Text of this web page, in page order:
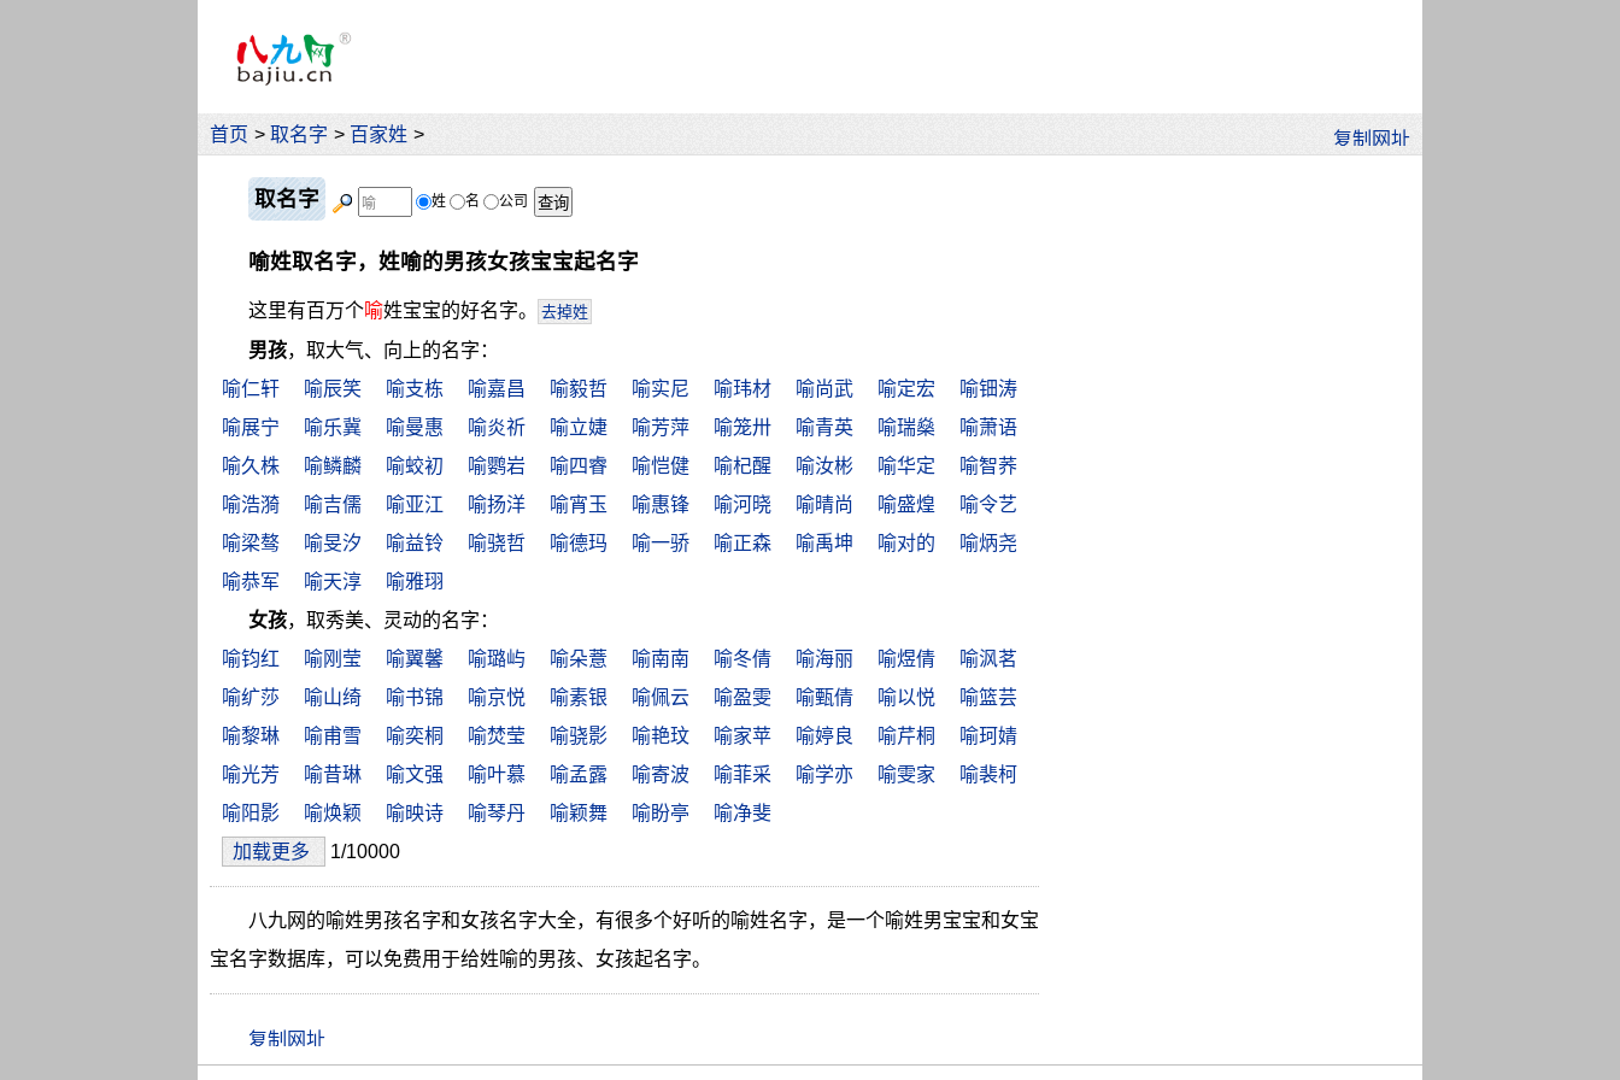
首页 > 取名字 > 百家姓 >
取名字 姓 名 公司
喻姓取名字，姓喻的男孩女孩宝宝起名字
这里有百万个喻姓宝宝的好名字。 去掉姓
男孩，取大气、向上的名字：
喻仁轩
喻辰笑 喻支栋 喻嘉昌 喻毅哲 喻实尼 喻玮材 喻尚武 喻定宏
喻钿涛
喻展宁
喻乐冀 喻曼惠 喻炎祈 喻立婕 喻芳萍 喻笼卅 喻青英 喻瑞燊
喻萧语
喻久株
喻鳞麟 喻蛟初 喻鹦岩 喻四睿 喻恺健 喻杞醒 喻汝彬 喻华定
喻智荞
喻浩漪
喻吉儒 喻亚江 喻扬洋 喻宵玉 喻惠锋 喻河晓 喻晴尚 喻盛煌
喻令艺
喻梁骜
喻旻汐 喻益铃 喻骁哲 喻德玛 喻一骄 喻正森 喻禹坤 喻对的
喻炳尧
喻恭军
喻天淳
喻雅珝
女孩，取秀美、灵动的名字：
喻钧红
喻刚莹 喻翼馨 喻璐屿 喻朵薏 喻南南 喻冬倩 喻海丽 喻煜倩
喻沨茗
喻纩莎
喻山绮 喻书锦 喻京悦 喻素银 喻佩云 喻盈雯 喻甄倩 喻以悦
喻篮芸
喻黎琳
喻甫雪 喻奕桐 喻焚莹 喻骁影 喻艳玟 喻家苹 喻婷良 喻芹桐
喻珂婧
喻光芳
喻昔琳 喻文强 喻叶慕 喻孟露 喻寄波 喻菲采 喻学亦 喻雯家
喻裴柯
喻阳影
喻焕颖 喻映诗 喻琴丹 喻颖舞 喻盼亭
喻净斐
加载更多
1/10000
八九网的喻姓男孩名字和女孩名字大全，有很多个好听的喻姓名字，是一个喻姓男宝宝和女宝
宝名字数据库，可以免费用于给姓喻的男孩、女孩起名字。